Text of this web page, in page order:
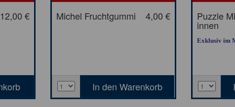
12,00 € 4,00 €
Michel Fruchtgummi Puzzle
innen
Exklusiv im